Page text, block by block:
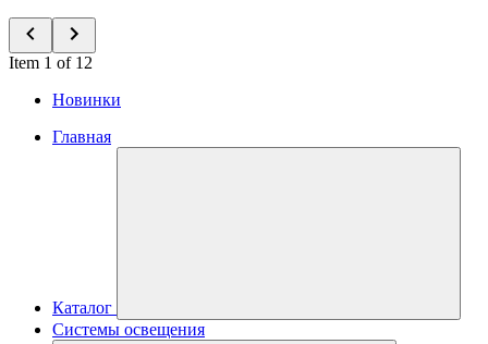
Item 1 of 12
Новинки
Главная
Каталог
Системы освещения